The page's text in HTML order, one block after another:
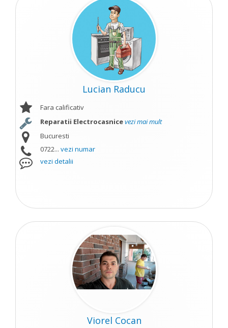
Lucian Raducu
Fara calificativ
Reparatii Electrocasnicevezi mai mult
Bucuresti
0722... vezi numar
vezi detalii
Viorel Cocan